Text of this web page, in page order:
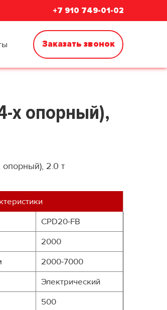
+7 910 749-01-02
Заказать звонок
х опорный),
2.0 т
CPD20-FB
2000
2000-7000
Электрический
500